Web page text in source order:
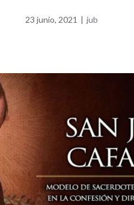
23 junio, 2021 | jub